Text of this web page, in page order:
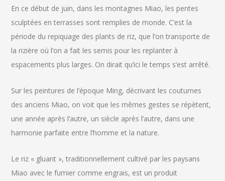
En ce début de juin, dans les montagnes Miao, les pentes
sculptées en terrasses sont remplies de monde. C’est la
période du repiquage des plants de riz, que l’on transporte de
la rizière où l’on a fait les semis pour les replanter à
espacements plus larges. On dirait qu’ici le temps s’est arrêté.
Sur les peintures de l’époque Ming, décrivant les coutumes
des anciens Miao, on voit que les mêmes gestes se répètent,
une année après l’autre, un siècle après l’autre, dans une
harmonie parfaite entre l’homme et la nature.
Le riz « gluant », traditionnellement cultivé par les paysans
Miao avec le fumier comme engrais, est un produit